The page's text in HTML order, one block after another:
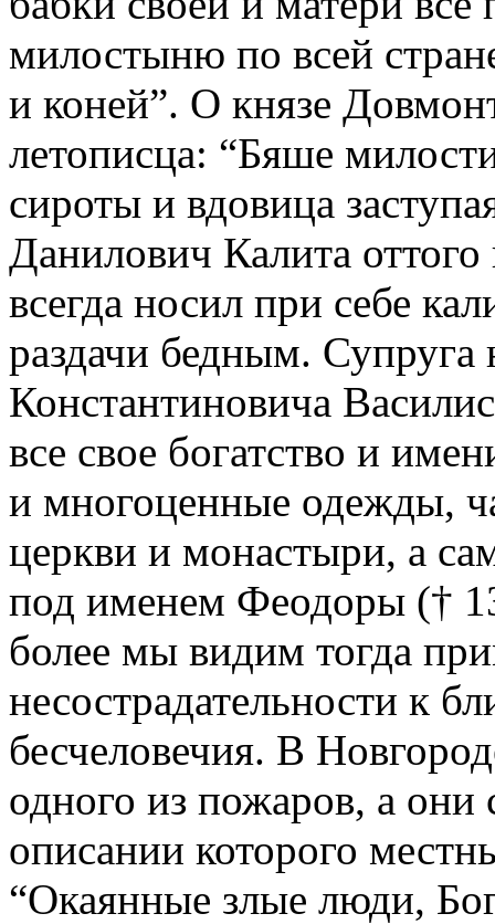
милостыню по всей
и коней”. О князе
летописца: “Бяше
сироты и вдовица
Данилович Калита
всегда носил при себе
раздачи бедным. Супруга
Константиновича
все свое богатство и
и многоценные одежды,
церкви и монастыри, а
под именем Феодоры (†
более мы видим тогда
несострадательности к
бесчеловечия. В
одного из пожаров, а они
описании которого
“Окаянные злые люди,